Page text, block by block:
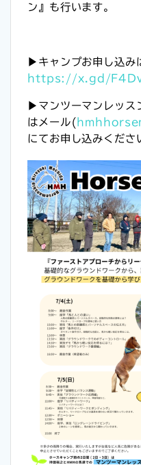
ン』も行います。
▶︎ キャンプお申し込
https://x.gd/
▶︎ マンツーマンレッス
はメール(
にてお申し込みくださ